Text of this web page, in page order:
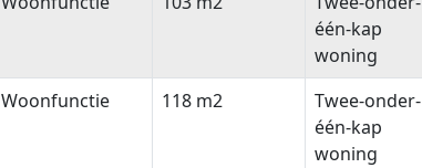
één-kap
woning
Woonfunctie 118 m2
Twee-onder-
één-kap
woning